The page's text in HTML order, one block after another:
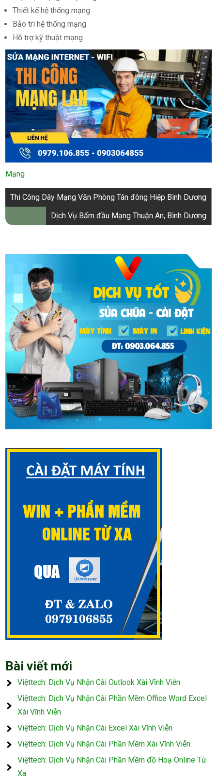
Thiết kế hệ thống mạng
Bảo trì hệ thống mạng
Hỗ trợ kỹ thuật mạng
Mạng
Điều
hướng
bài
Thi Công Dây Mạng Văn Phòng Tân đông Hiệp Bình Dương
Dịch Vụ Bấm đầu Mạng Thuận An, Bình Dương
Bài viết mới
Việttech: Dịch Vụ Nhận Cài Outlook Xài Vĩnh Viễn
Việttech: Dịch Vụ Nhận Cài Phần Mềm Office Word Excel
Xài Vĩnh Viễn
Việttech: Dịch Vụ Nhận Cài Excel Xài Vĩnh Viễn
Việttech: Dịch Vụ Nhận Cài Phần Mềm Xài Vĩnh Viễn
Việttech: Dịch Vụ Nhận Cài Phần Mềm đồ Hoạ Online Từ
Xa